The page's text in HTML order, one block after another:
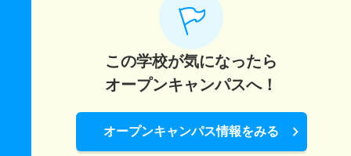
この学校が気になったら
オープンキャンパスへ！
オープンキャンパス情報をみる